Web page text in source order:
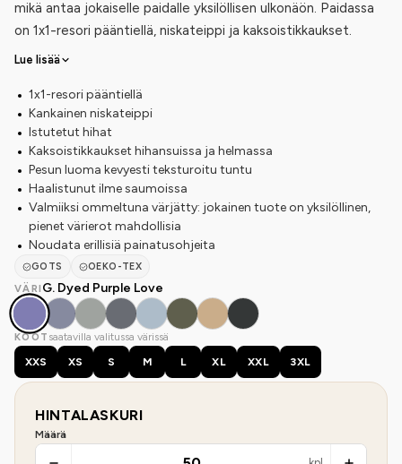
mikä antaa jokaiselle paidalle yksilöllisen ulkonäön. Paidassa
on 1x1-resori pääntiellä, niskateippi ja kaksoistikkaukset.
Lue lisää
1x1-resori pääntiellä
Kankainen niskateippi
Istutetut hihat
Kaksoistikkaukset hihansuissa ja helmassa
Pesun luoma kevyesti teksturoitu tuntu
Haalistunut ilme saumoissa
Valmiiksi ommeltuna värjätty: jokainen tuote on yksilöllinen,
pienet värierot mahdollisia
Noudata erillisiä painatusohjeita
GOTS
OEKO-TEX
VÄRI G. Dyed Purple Love
KOOT saatavilla valitussa värissä
XXS
XS S M L XL XXL 3XL
HINTALASKURI
Määrä